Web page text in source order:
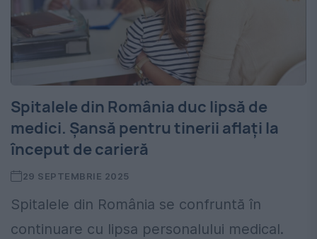
Spitalele din România duc lipsă de
medici. Șansă pentru tinerii aflați la
început de carieră
29 SEPTEMBRIE 2025
Spitalele din România se confruntă în
continuare cu lipsa personalului medical.